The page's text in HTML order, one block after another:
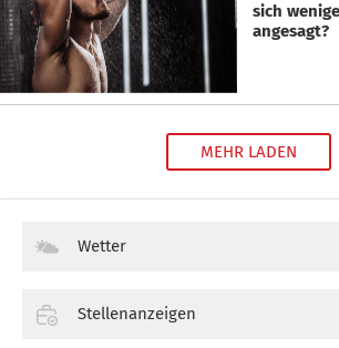
sich
angesagt?
MEHR LADEN
Wetter
Stellenanzeigen